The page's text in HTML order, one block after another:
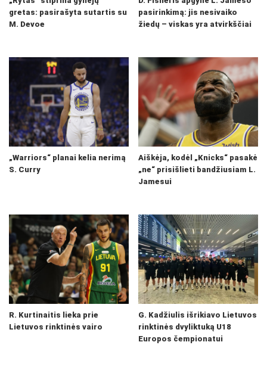
gretas: pasirašyta sutartis su
M. Devoe
pasirinkimą: jis nesivaiko
žiedų – viskas yra atvirkščiai
„Warriors“ planai kelia nerimą
S. Curry
Aiškėja, kodėl „Knicks“ pasakė
„ne“ prisišlieti bandžiusiam L.
Jamesui
R. Kurtinaitis lieka prie
Lietuvos rinktinės vairo
G. Kadžiulis išrikiavo Lietuvos
rinktinės dvyliktuką U18
Europos čempionatui